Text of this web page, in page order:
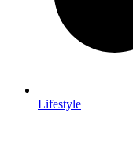
Lifestyle